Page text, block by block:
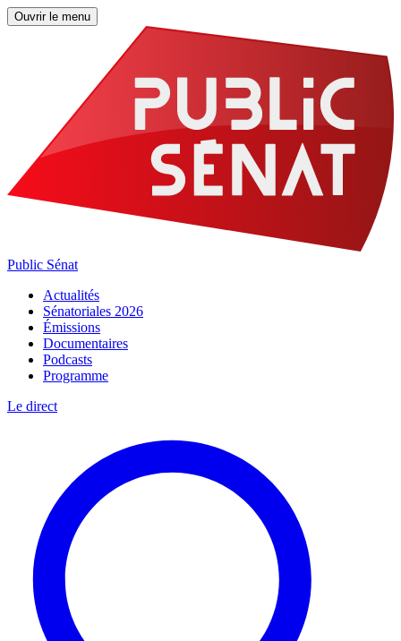
Ouvrir le menu
Public Sénat
Actualités
Sénatoriales 2026
Émissions
Documentaires
Podcasts
Programme
Le direct